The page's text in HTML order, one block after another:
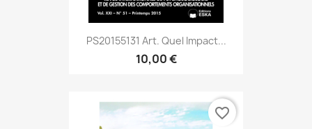
PS20155131 Art. Quel Impact...
10,00 €
favorite_border